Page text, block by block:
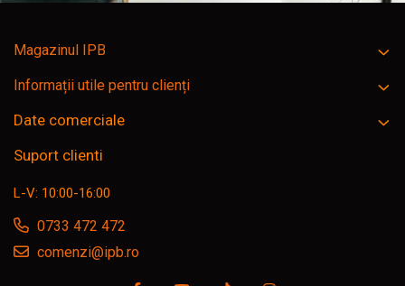
Magazinul IPB
Informații utile pentru clienți
Date comerciale
Suport clienti
L-V: 10:00-16:00
0733 472 472
comenzi@ipb.ro